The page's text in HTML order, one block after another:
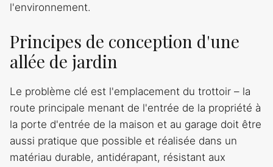
l'environnement.
Principes de conception d'une
allée de jardin
Le problème clé est l'emplacement du trottoir – la
route principale menant de l'entrée de la propriété à
la porte d'entrée de la maison et au garage doit être
aussi pratique que possible et réalisée dans un
matériau durable, antidérapant, résistant aux